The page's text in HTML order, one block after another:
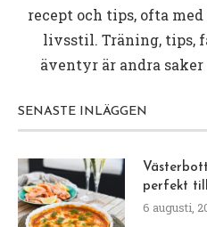
recept och tips, ofta
livsstil. Träning, tips,
äventyr är andra
SENASTE INLÄGGEN
perfekt
6 augusti,